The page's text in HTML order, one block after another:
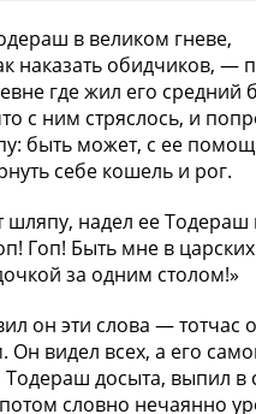
в великом гневе,
наказать обидчиков, —
где жил его средний
с ним стряслось, и
быть может, с ее
себе кошель и рог.
шляпу, надел ее Тодераш
Гоп! Быть мне в
за одним столом!»
он эти слова — тотчас
Он видел всех, а его
Тодераш досыта, выпил в
словно нечаянно